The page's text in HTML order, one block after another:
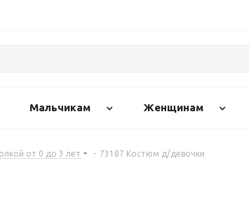
Мальчикам Женщинам
от 0 до 3 лет - 73187 Костюм д/девочки